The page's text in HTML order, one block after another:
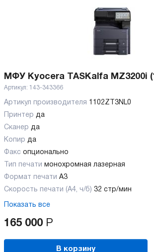
МФУ Kyocera TASKalfa MZ3200i
Артикул: 143-343366
Артикул производителя 1102ZT3NL0
Принтер да
Сканер да
Копир да
Факс опционально
Тип печати монохромная лазерная
Формат печати A3
Скорость печати (А4, ч/б) 32 стр/мин
Показать все
165 000 Р
В корзину